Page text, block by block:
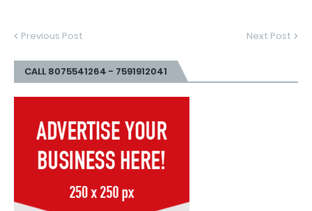
Previous Post Next Post
CALL 8075541264 - 7591912041